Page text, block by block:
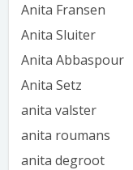
Anita Fransen
Anita Sluiter
Anita Abbaspour
Anita Setz
anita valster
anita roumans
anita degroot